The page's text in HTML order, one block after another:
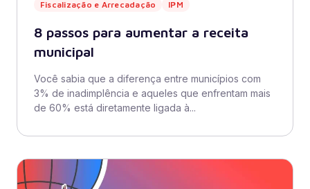
Fiscalização e Arrecadação IPM
8 passos para aumentar a receita
municipal
Você sabia que a diferença entre municípios com
3% de inadimplência e aqueles que enfrentam mais
de 60% está diretamente ligada à...